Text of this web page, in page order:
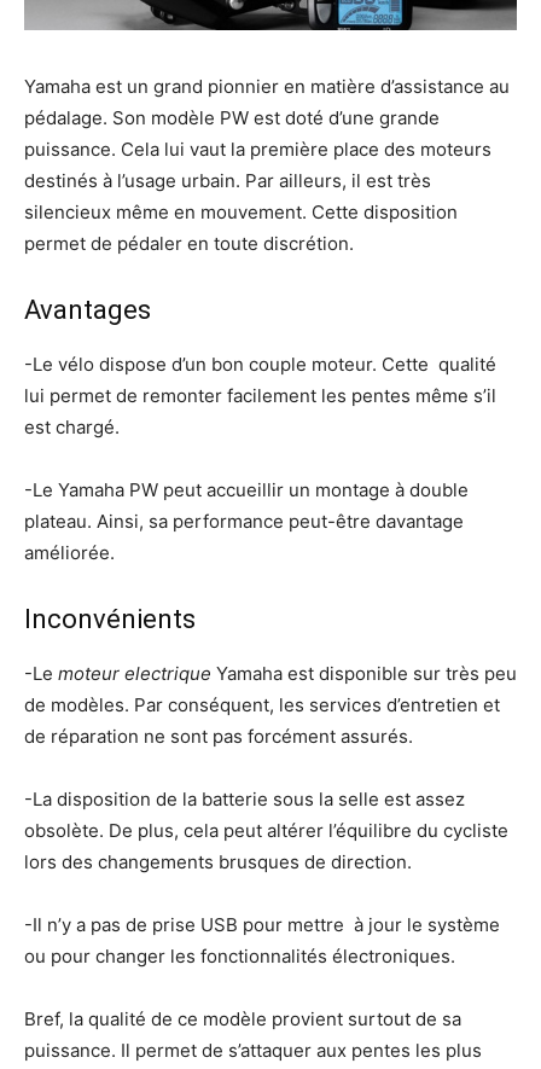
Yamaha est un grand pionnier en matière d’assistance au
pédalage. Son modèle PW est doté d’une grande
puissance. Cela lui vaut la première place des moteurs
destinés à l’usage urbain. Par ailleurs, il est très
silencieux même en mouvement. Cette disposition
permet de pédaler en toute discrétion.
Avantages
-Le vélo dispose d’un bon couple moteur. Cette qualité
lui permet de remonter facilement les pentes même s’il
est chargé.
-Le Yamaha PW peut accueillir un montage à double
plateau. Ainsi, sa performance peut-être davantage
améliorée.
Inconvénients
-Le moteur electrique Yamaha est disponible sur très peu
de modèles. Par conséquent, les services d’entretien et
de réparation ne sont pas forcément assurés.
-La disposition de la batterie sous la selle est assez
obsolète. De plus, cela peut altérer l’équilibre du cycliste
lors des changements brusques de direction.
-Il n’y a pas de prise USB pour mettre à jour le système
ou pour changer les fonctionnalités électroniques.
Bref, la qualité de ce modèle provient surtout de sa
puissance. Il permet de s’attaquer aux pentes les plus